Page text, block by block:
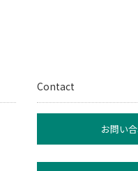
Contact
お問い